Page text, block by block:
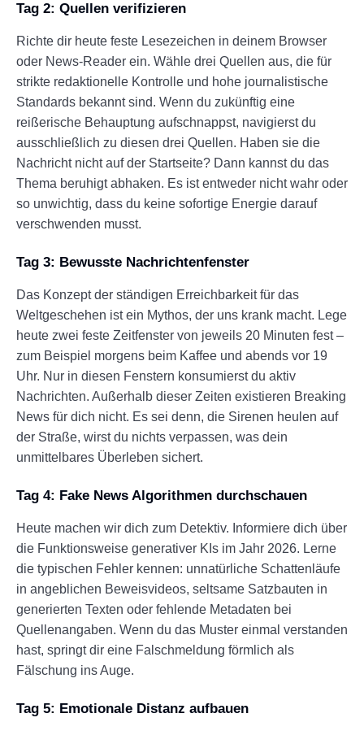
Tag 2: Quellen verifizieren
Richte dir heute feste Lesezeichen in deinem Browser
oder News-Reader ein. Wähle drei Quellen aus, die für
strikte redaktionelle Kontrolle und hohe journalistische
Standards bekannt sind. Wenn du zukünftig eine
reißerische Behauptung aufschnappst, navigierst du
ausschließlich zu diesen drei Quellen. Haben sie die
Nachricht nicht auf der Startseite? Dann kannst du das
Thema beruhigt abhaken. Es ist entweder nicht wahr oder
so unwichtig, dass du keine sofortige Energie darauf
verschwenden musst.
Tag 3: Bewusste Nachrichtenfenster
Das Konzept der ständigen Erreichbarkeit für das
Weltgeschehen ist ein Mythos, der uns krank macht. Lege
heute zwei feste Zeitfenster von jeweils 20 Minuten fest –
zum Beispiel morgens beim Kaffee und abends vor 19
Uhr. Nur in diesen Fenstern konsumierst du aktiv
Nachrichten. Außerhalb dieser Zeiten existieren Breaking
News für dich nicht. Es sei denn, die Sirenen heulen auf
der Straße, wirst du nichts verpassen, was dein
unmittelbares Überleben sichert.
Tag 4: Fake News Algorithmen durchschauen
Heute machen wir dich zum Detektiv. Informiere dich über
die Funktionsweise generativer KIs im Jahr 2026. Lerne
die typischen Fehler kennen: unnatürliche Schattenläufe
in angeblichen Beweisvideos, seltsame Satzbauten in
generierten Texten oder fehlende Metadaten bei
Quellenangaben. Wenn du das Muster einmal verstanden
hast, springt dir eine Falschmeldung förmlich als
Fälschung ins Auge.
Tag 5: Emotionale Distanz aufbauen